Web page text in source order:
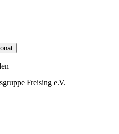
Freising e.V.